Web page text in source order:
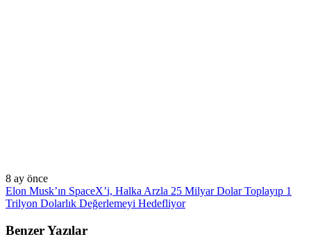
8 ay önce
Elon Musk’ın SpaceX’i, Halka Arzla 25 Milyar Dolar Toplayıp 1
Trilyon Dolarlık Değerlemeyi Hedefliyor
Benzer Yazılar